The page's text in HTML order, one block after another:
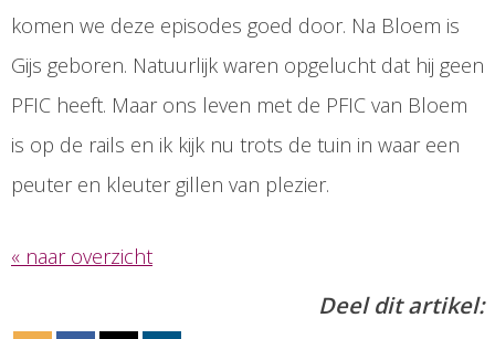
komen we deze episodes goed door. Na Bloem is
Gijs geboren. Natuurlijk waren opgelucht dat hij geen
PFIC heeft. Maar ons leven met de PFIC van Bloem
is op de rails en ik kijk nu trots de tuin in waar een
peuter en kleuter gillen van plezier.
« naar overzicht
Deel dit artikel: